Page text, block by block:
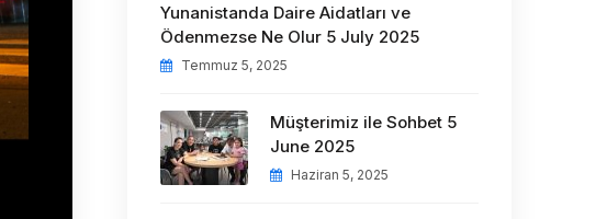
Yunanistanda Daire Aidatları ve
Ödenmezse Ne Olur 5 July 2025
Temmuz 5, 2025
Müşterimiz ile Sohbet 5
June 2025
Haziran 5, 2025